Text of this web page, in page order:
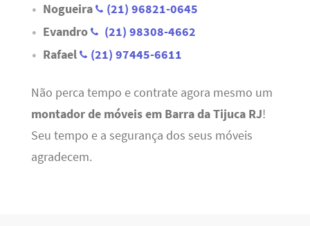
Nogueira
(21) 96821-0645
Evandro
(21) 98308-4662
Rafael
(21) 97445-6611
Não perca tempo e contrate agora mesmo um
montador de móveis em Barra da Tijuca RJ!
Seu tempo e a segurança dos seus móveis
agradecem.